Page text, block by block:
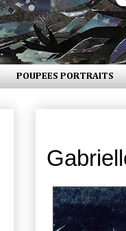
POUPEES PORTRAITS